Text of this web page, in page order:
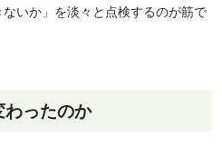
ないか」を淡々と点検するのが筋で
ったのか